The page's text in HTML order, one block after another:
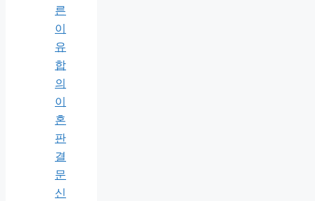
른
이
유
합
의
이
혼
판
결
문
신